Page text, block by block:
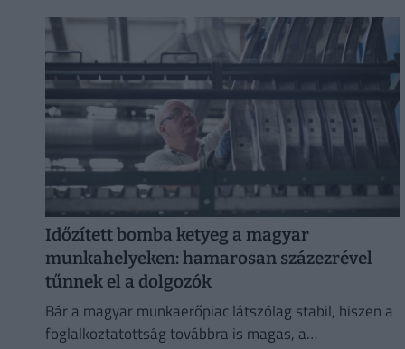
Időzített bomba ketyeg a magyar
munkahelyeken: hamarosan százezrével
tűnnek el a dolgozók
Bár a magyar munkaerőpiac látszólag stabil, hiszen a
foglalkoztatottság továbbra is magas, a